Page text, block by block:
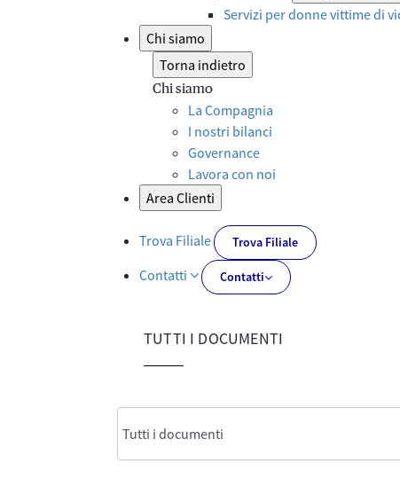
Servizi per donne vittime di
Chi siamo
Torna indietro
Chi siamo
La Compagnia
I nostri bilanci
Governance
Lavora con noi
Area Clienti
Trova Filiale Trova Filiale
Contatti Contatti
TUTTI I DOCUMENTI